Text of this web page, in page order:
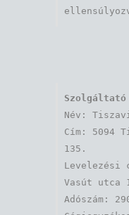
Név:
Cím: 5094
135.
Levelezési
Vasút utca
Adószám: